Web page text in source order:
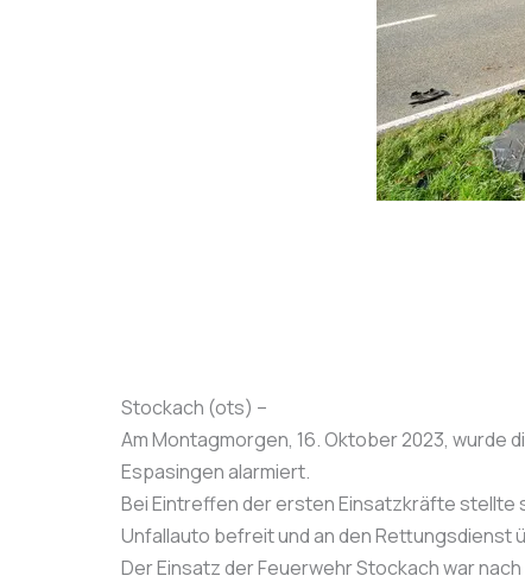
Stockach (ots) –
Am Montagmorgen, 16. Oktober 2023, wurde
Espasingen alarmiert.
Bei Eintreffen der ersten Einsatzkräfte stellte
Unfallauto befreit und an den Rettungsdienst
Der Einsatz der Feuerwehr Stockach war